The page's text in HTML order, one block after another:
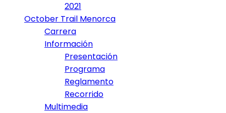
2021
October Trail Menorca
Carrera
Información
Presentación
Programa
Reglamento
Recorrido
Multimedia